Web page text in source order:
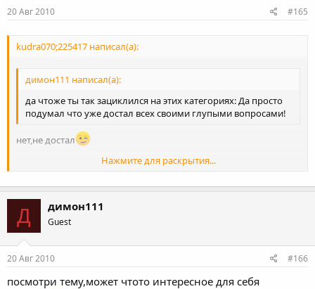
20 Авг 2010 #165
kudra070;225417 написал(а):
димон111 написал(а):
да чтоже ты так зациклился на этих категориях: Да просто
подумал что уже достал всех своими глупыми вопросами!
нет,не достал
все были новичками!
Нажмите для раскрытия...
Д димон111
Guest
20 Авг 2010 #166
посмотри тему,может чтото интересное для себя